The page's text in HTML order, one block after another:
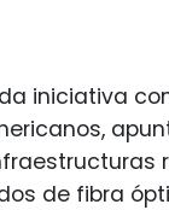
iniciativa
de fibra